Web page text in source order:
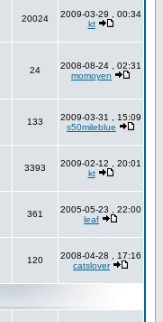
20024
2009-03-29 , 00:34
kt
24
2008-08-24 , 02:31
momoyen
133
2009-03-31 , 15:09
s50mileblue
3393
2009-02-12 , 20:01
kt
361
2005-05-23 , 22:00
leaf
120
2008-04-28 , 17:16
catslover